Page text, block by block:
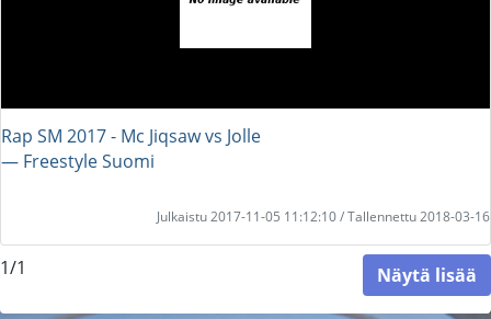
Rap SM 2017 - Mc Jiqsaw vs Jolle
― Freestyle Suomi
Julkaistu 2017-11-05 11:12:10 / Tallennettu 2018-03-16
1/1 Näytä lisää